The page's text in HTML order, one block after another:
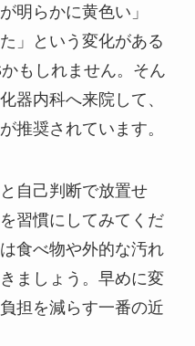
明らかに黄色い」
」という変化がある
もしれません。そん
器内科へ来院して、
推奨されています。
自己判断で放置せ
習慣にしてみてくだ
食べ物や外的な汚れ
ましょう。早めに変
担を減らす一番の近